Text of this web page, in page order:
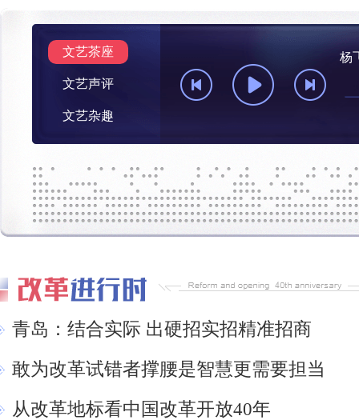
文艺茶座
文艺声评
文艺杂趣
杨
青岛：结合实际 出硬招实招精准招商
敢为改革试错者撑腰是智慧更需要担当
从改革地标看中国改革开放40年